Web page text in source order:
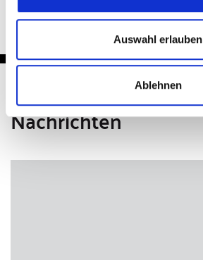
Auswahl erlauben
Ablehnen
Nachrichten